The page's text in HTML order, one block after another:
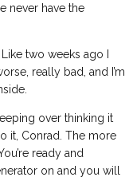
never have the
two weeks ago I
really bad, and I’m
over thinking it
it, Conrad. The more
ready and
on and you will